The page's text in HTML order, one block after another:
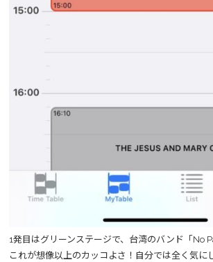
1発目はグリーンステージで、台湾のバンド「No
これが想像以上のカッコよさ！自分では全く気に